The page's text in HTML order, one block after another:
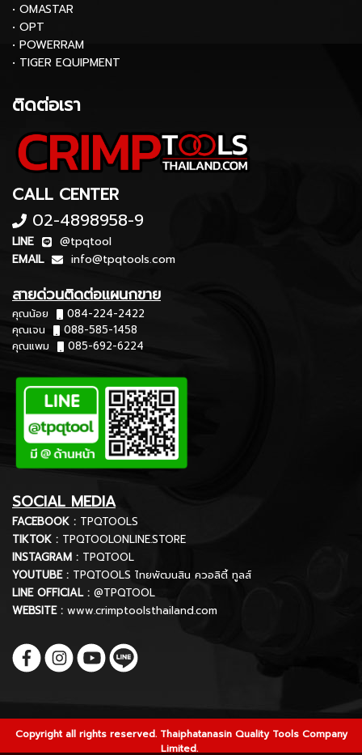
• OMASTAR
• OPT
• POWERRAM
• TIGER EQUIPMENT
ติดต่อเรา
CALL CENTER
02-4898958-9
LINE
@tpqtool
EMAIL
info@tpqtools.com
สายด่วนติดต่อแผนกขาย
คุณน้อย
084-224-2422
คุณเจน
088-585-1458
คุณแพม
085-692-6224
SOCIAL MEDIA
FACEBOOK : TPQTOOLS
TIKTOK : TPQTOOLONLINE.STORE
INSTAGRAM : TPQTOOL
YOUTUBE : TPQTOOLS ไทยพัฒนสิน ควอลิตี้ ทูลส์
LINE OFFICIAL : @TPQTOOL
WEBSITE : www.crimptoolsthailand.com
Copyright all rights reserved. Thaiphatanasin Quality Tools Company
Limited.